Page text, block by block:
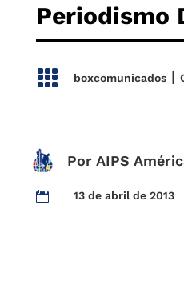
Periodismo
 boxcomunicados|
Por AIPS
 13 de abril de 2013